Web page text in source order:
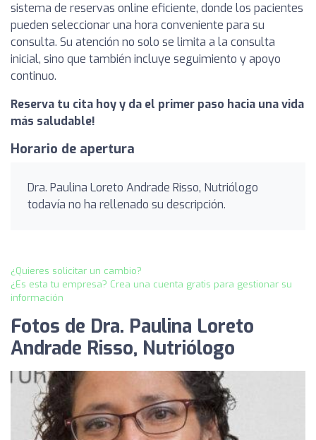
sistema de reservas online eficiente, donde los pacientes
pueden seleccionar una hora conveniente para su
consulta. Su atención no solo se limita a la consulta
inicial, sino que también incluye seguimiento y apoyo
continuo.
Reserva tu cita hoy y da el primer paso hacia una vida
más saludable!
Horario de apertura
Dra. Paulina Loreto Andrade Risso, Nutriólogo
todavía no ha rellenado su descripción.
¿Quieres solicitar un cambio?
¿Es esta tu empresa? Crea una cuenta gratis para gestionar su
información
Fotos de Dra. Paulina Loreto
Andrade Risso, Nutriólogo